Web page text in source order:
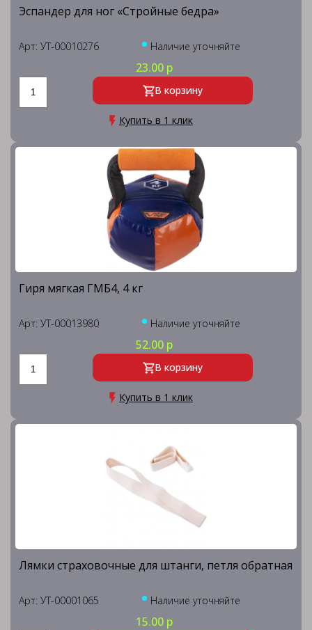
Эспандер для ног «Стройные бедра»
Арт: УТ-00010276 Наличие уточняйте
23.00 р
В корзину
Купить в 1 клик
Гиря мягкая ГМБ4, 4 кг
Арт: УТ-00013980 Наличие уточняйте
52.00 р
В корзину
Купить в 1 клик
Лямки страховочные для штанги, петля обратная
Арт: УТ-00001065 Наличие уточняйте
15.00 р